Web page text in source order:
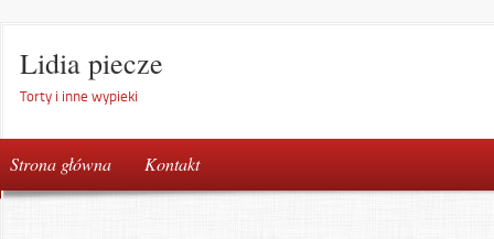
Lidia piecze
Torty i inne wypieki
Strona główna Kontakt